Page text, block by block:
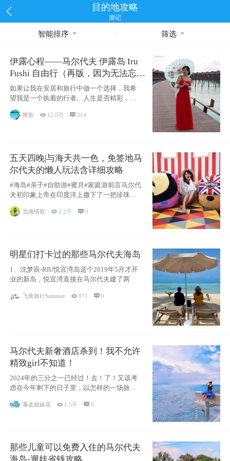
目的地攻略
游记
智能排序 筛选
伊露心程——马尔代夫 伊露岛 Iru
Fushi 自由行（再版，因为无法忘却
的留恋）
如果让我在安居和旅行中做一个选择，我希
望我是一个执着的行者。人生是否精彩，都
源于自己
唯歆  12.0万  314
五天四晚|与海天共一色，免签地马
尔代夫的懒人玩法含详细攻略
#海岛#亲子#自助游#蜜月#家庭游前言马尔代
夫初印象上帝在印度洋上撒下了一把珍珠，
北海情歌 2.2千 0
明星们打卡过的那些马尔代夫海岛
1、沈梦辰-RIU悦宜湾岛这个2019年5月才开
业的新岛，悦宜湾直接在马尔代夫建了两
飞鱼旅行Summer 971 0
马尔代夫新奢酒店杀到！我不允许
精致girl不知道！
2024年的三分之一已经过！去！了！又该考
虑在今年剩下的日子里，以怎样的一场旅行
暴走姐妹花  1.5千 0
那些儿童可以免费入住的马尔代夫